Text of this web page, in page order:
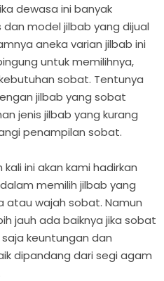
dewasa ini banyak
model jilbab yang dijual
aneka varian jilbab ini
untuk memilihnya,
sobat. Tentunya
jilbab yang sobat
jenis jilbab yang kurang
penampilan sobat.
ini akan kami hadirkan
memilih jilbab yang
atau wajah sobat. Namun
jauh ada baiknya jika sobat
keuntungan dan
dipandang dari segi agam